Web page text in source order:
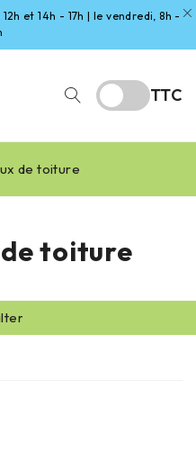
et 14h - 17h | le vendredi, 8h -
TTC
toiture
de toiture